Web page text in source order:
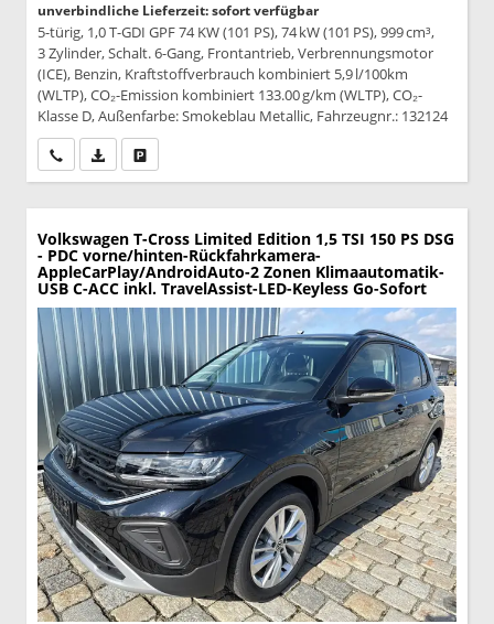
unverbindliche Lieferzeit: sofort verfügbar
5-türig, 1,0 T-GDI GPF 74 KW (101 PS), 74 kW (101 PS), 999 cm³,
3 Zylinder, Schalt. 6-Gang, Frontantrieb, Verbrennungsmotor
(ICE), Benzin, Kraftstoffverbrauch kombiniert 5,9 l/100km
(WLTP), CO₂-Emission kombiniert 133.00 g/km (WLTP), CO₂-
Klasse D, Außenfarbe: Smokeblau Metallic, Fahrzeugnr.: 132124
Wir rufen Sie anPDF-Datei, Fahrzeugexposé drucken
Volkswagen T-Cross Limited Edition 1,5 TSI 150 PS DSG
- PDC vorne/hinten-Rückfahrkamera-
AppleCarPlay/AndroidAuto-2 Zonen Klimaautomatik-
USB C-ACC inkl. TravelAssist-LED-Keyless Go-Sofort